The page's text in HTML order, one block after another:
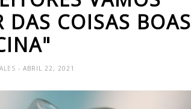
DAS COISAS BOAS
- ABRIL 22, 2021